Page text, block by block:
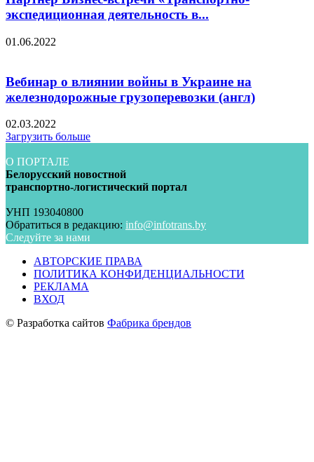
экспедиционная деятельность в...
01.06.2022
Вебинар о влиянии войны в Украине на
железнодорожные грузоперевозки (англ)
02.03.2022
Загрузить больше
О ПОРТАЛЕ
Белорусский новостной
транспортно-логистический портал
УНП 193040800
Обратиться в редакцию: info@infotrans.bу
Следуйте за нами
АВТОРСКИЕ ПРАВА
ПОЛИТИКА КОНФИДЕНЦИАЛЬНОСТИ
РЕКЛАМА
ВХОД
© Разработка сайтов Фабрика брендов